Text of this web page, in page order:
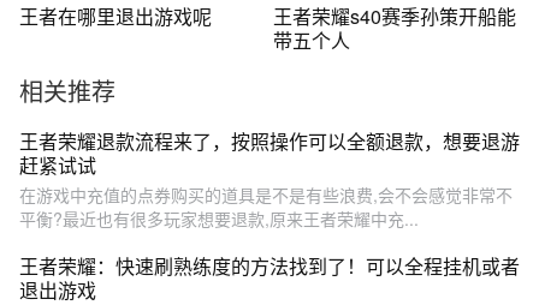
王者在哪里退出游戏呢
王者荣耀s40赛季孙策开船能
带五个人
相关推荐
王者荣耀退款流程来了，按照操作可以全额退款，想要退游
赶紧试试
在游戏中充值的点券购买的道具是不是有些浪费,会不会感觉非常不
平衡?最近也有很多玩家想要退款,原来王者荣耀中充...
王者荣耀：快速刷熟练度的方法找到了！可以全程挂机或者
退出游戏